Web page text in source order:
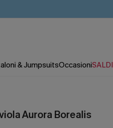
& JumpsuitsOccasioniSALDI
Aurora Borealis